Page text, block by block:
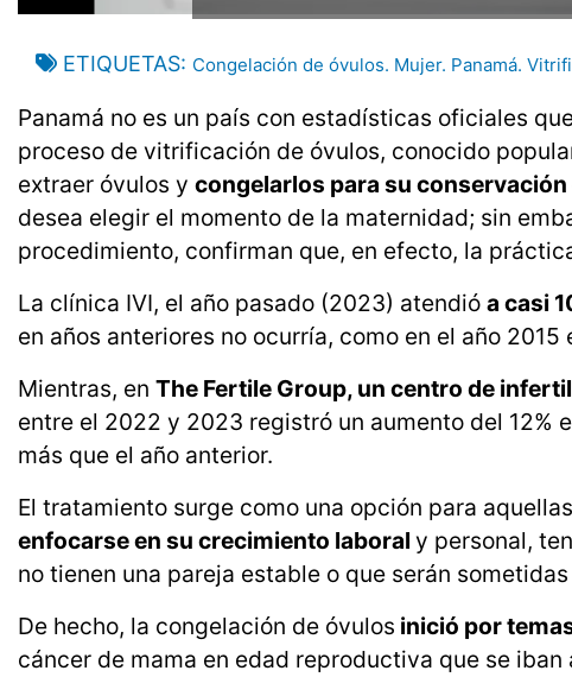
ETIQUETAS Congelación de óvulos. Mujer. Panamá.
Panamá no es un país con estadísticas oficiales
proceso de vitrificación de óvulos, conocido
extraer óvulos y congelarlos para su conservación
desea elegir el momento de la maternidad; sin
procedimiento, confirman que, en efecto, la
La clínica IVI, el año pasado (2023) atendió a casi
en años anteriores no ocurría, como en el año
Mientras, en The Fertile Group, un centro de
entre el 2022 y 2023 registró un aumento del 12%
más que el año anterior.
El tratamiento surge como una opción para
enfocarse en su crecimiento laboral y personal,
no tienen una pareja estable o que serán
De hecho, la congelación de óvulos inició por
cáncer de mama en edad reproductiva que se